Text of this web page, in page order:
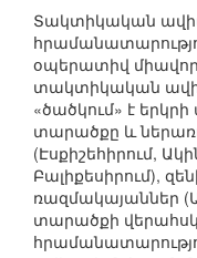
Տակտիկական
օպերատիվ
տակտիկական
«ծածկում» է
տարածքը և
(Էսքիշեհիրում,
Բալիքեսիրում),
ռազմակայաններ
տարածքի